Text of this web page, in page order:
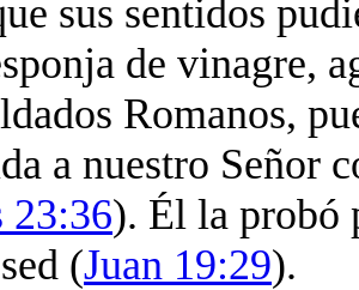
sus sentidos
de vinagre,
Romanos,
a nuestro Señor
23:36). Él la probó
(Juan 19:29).